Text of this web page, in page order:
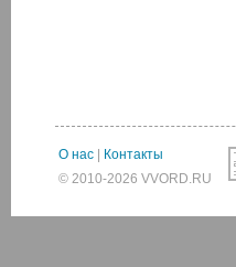
О нас
Контакты
© 2010-2026 VVORD.RU